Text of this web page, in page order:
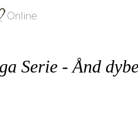
Serie - Ånd